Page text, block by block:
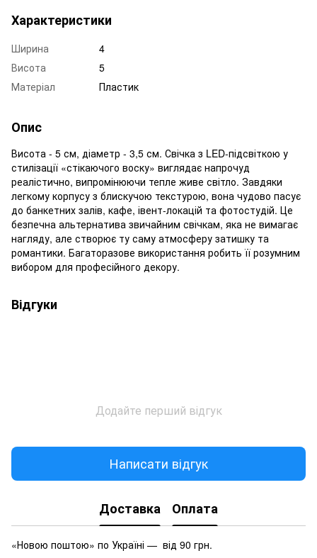
Характеристики
Ширина
4
Висота
5
Матеріал
Пластик
Опис
Висота - 5 см, діаметр - 3,5 см. Свічка з LED-підсвіткою у
стилізації «стікаючого воску» виглядає напрочуд
реалістично, випромінюючи тепле живе світло. Завдяки
легкому корпусу з блискучою текстурою, вона чудово пасує
до банкетних залів, кафе, івент-локацій та фотостудій. Це
безпечна альтернатива звичайним свічкам, яка не вимагає
нагляду, але створює ту саму атмосферу затишку та
романтики. Багаторазове використання робить її розумним
вибором для професійного декору.
Відгуки
Додайте перший відгук
Написати відгук
Доставка Оплата
«Новою поштою» по Україні — від 90 грн.